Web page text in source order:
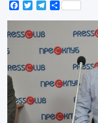
Facebook
TwitterTelegram
Поділитися